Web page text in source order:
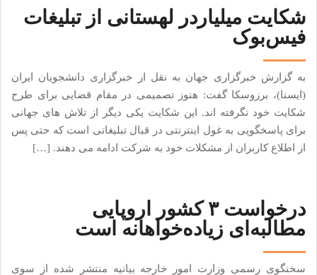
شکایت میلیاردر لهستانی از تبلیغات
فیس‌بوک
به گزارش خبرگزاری جهان به نقل از خبرگزاری دانشجویان ایران
(ایسنا)، برزوسکا گفت: هنوز تصمیمی در مقام قضایی برای طرح
شکایت خود نگرفته اند. این شکایت یکی دیگر از تلاش های جهانی
برای پاسخگویی به غول اینترنتی در قبال تبلیغاتی است که حتی پس
از اطلاع کاربران از مشکلات خود به شرکت ادامه می دهند. […]
درخواست‌ ۳ کشور اروپایی
مطالبه‌ای زیاده‌خواهانه است
سخنگوی رسمی وزارت امور خارجه بیانیه منتشر شده از سوی